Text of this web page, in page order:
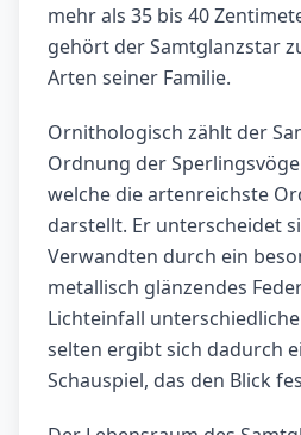
mehr als 35 bis 40
gehört der Samtglanzstar
Arten seiner Familie.
Ornithologisch zählt der
Ordnung der
welche die artenreichste
darstellt. Er unterscheidet
Verwandten durch ein
metallisch glänzendes
Lichteinfall
selten ergibt sich dadurch
Schauspiel, das den Blick